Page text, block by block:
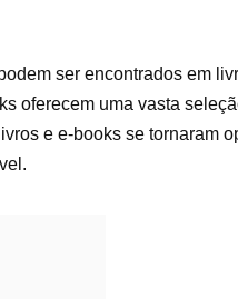
ser encontrados em
oferecem uma vasta
e e-books se tornaram